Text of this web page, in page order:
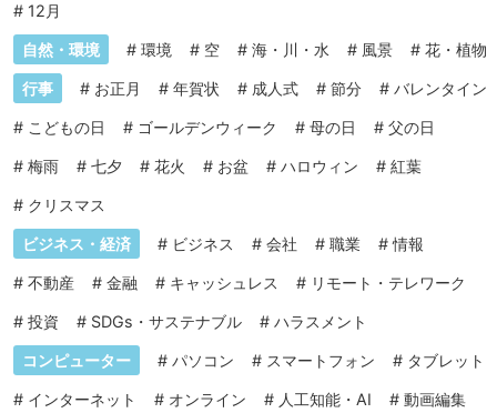
# 12月
自然・環境 # 環境 # 空 # 海・川・水 # 風景 # 花・植物
行事 # お正月 # 年賀状 # 成人式 # 節分 # バレンタイン
# こどもの日 # ゴールデンウィーク # 母の日 # 父の日
# 梅雨 # 七夕 # 花火 # お盆 # ハロウィン # 紅葉
# クリスマス
ビジネス・経済 # ビジネス # 会社 # 職業 #情報
# 不動産 # 金融 # キャッシュレス # リモート・テレワーク
# 投資 # SDGs・サステナブル # ハラスメント
コンピューター # パソコン # スマートフォン # タブレット
# インターネット # オンライン # 人工知能・AI # 動画編集